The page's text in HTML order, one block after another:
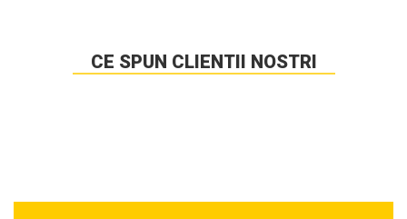
CE SPUN CLIENTII NOSTRI